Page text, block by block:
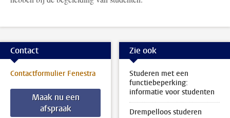
Contact
Contactformulier Fenestra
Maak nu een
afspraak
Zie ook
Studeren met een
functiebeperking:
informatie voor studenten
Drempelloos studeren